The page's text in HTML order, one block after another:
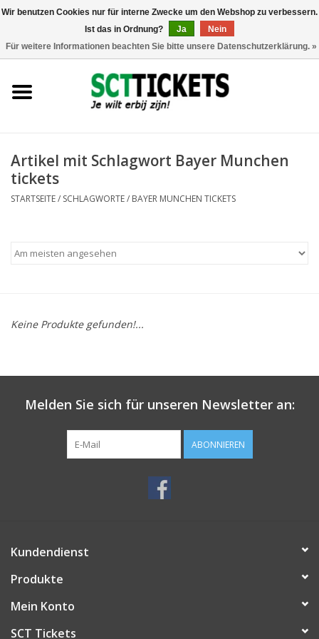
Artikel mit Schlagwort Bayer Munchen
tickets
STARTSEITE/ SCHLAGWORTE/ BAYER MUNCHEN TICKETS
Keine Produkte gefunden!...
Melden Sie sich für unseren Newsletter an:
ABONNIEREN
Kundendienst
Produkte
Mein Konto
SCT Tickets
Wir benutzen Cookies nur für interne Zwecke um den Webshop zu verbessern.
Ist das in Ordnung?
Ja
Nein
Für weitere Informationen beachten Sie bitte unsere Datenschutzerklärung. »